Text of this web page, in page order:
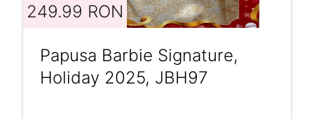
249.99 RON
Papusa Barbie Signature,
Holiday 2025, JBH97